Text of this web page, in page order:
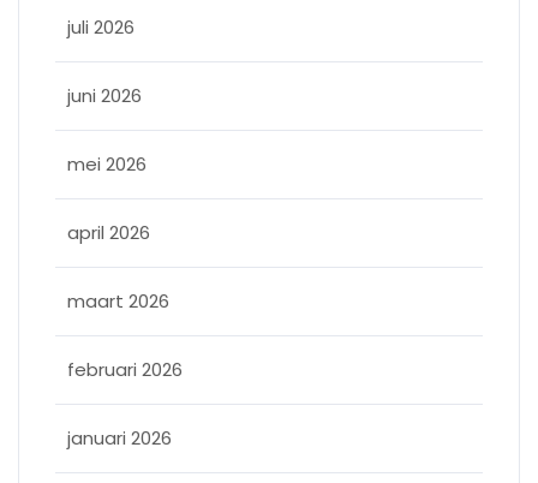
juli 2026
juni 2026
mei 2026
april 2026
maart 2026
februari 2026
januari 2026